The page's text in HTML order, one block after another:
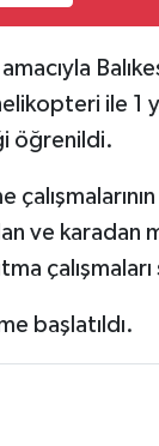
amacıyla
ile 1
öğrenildi.
ve karadan
başlatıldı.